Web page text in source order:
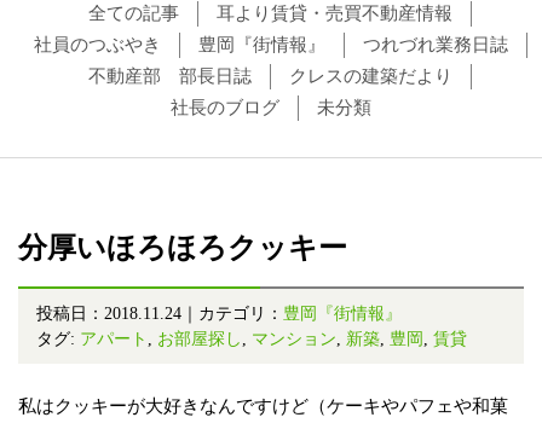
全ての記事
耳より賃貸・売買不動産情報
社員のつぶやき
豊岡『街情報』
つれづれ業務日誌
不動産部 部長日誌
クレスの建築だより
社長のブログ
未分類
分厚いほろほろクッキー
投稿日：2018.11.24｜カテゴリ： 豊岡『街情報』
タグ: アパート , お部屋探し , マンション, 新築, 豊岡 , 賃貸
私はクッキーが大好きなんですけど（ケーキやパフェや和菓